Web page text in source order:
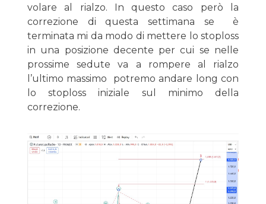
volare al rialzo. In questo caso però la
correzione di questa settimana se è
terminata mi da modo di mettere lo stoploss
in una posizione decente per cui se nelle
prossime sedute va a rompere al rialzo
l’ultimo massimo potremo andare long con
lo stoploss iniziale sul minimo della
correzione.